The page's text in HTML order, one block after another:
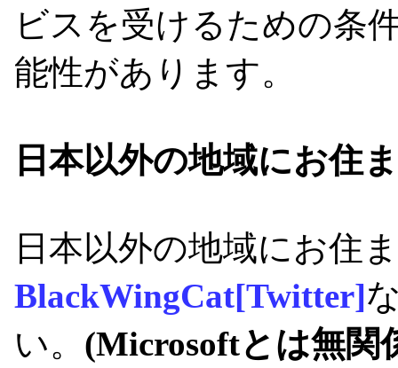
ビスを受けるための条
能性があります。
日本以外の地域にお住
日本以外の地域にお住
BlackWingCat[Twitter]
い。 (Microsoftとは無関